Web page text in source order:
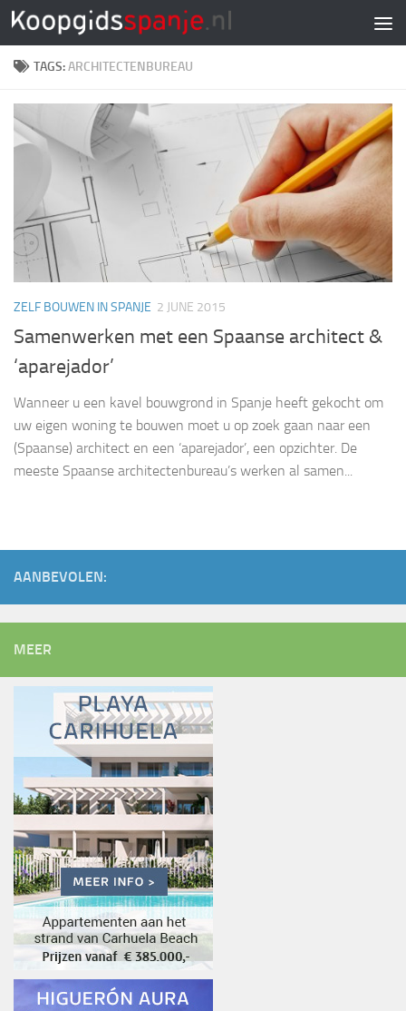
Doorgaan naar inhoud
TAGS:ARCHITECTENBUREAU
ZELF BOUWEN IN SPANJE 2 JUNE 2015
Samenwerken met een Spaanse architect &
‘aparejador’
Wanneer u een kavel bouwgrond in Spanje heeft gekocht om
uw eigen woning te bouwen moet u op zoek gaan naar een
(Spaanse) architect en een ‘aparejador’, een opzichter. De
meeste Spaanse architectenbureau’s werken al samen...
AANBEVOLEN:
MEER